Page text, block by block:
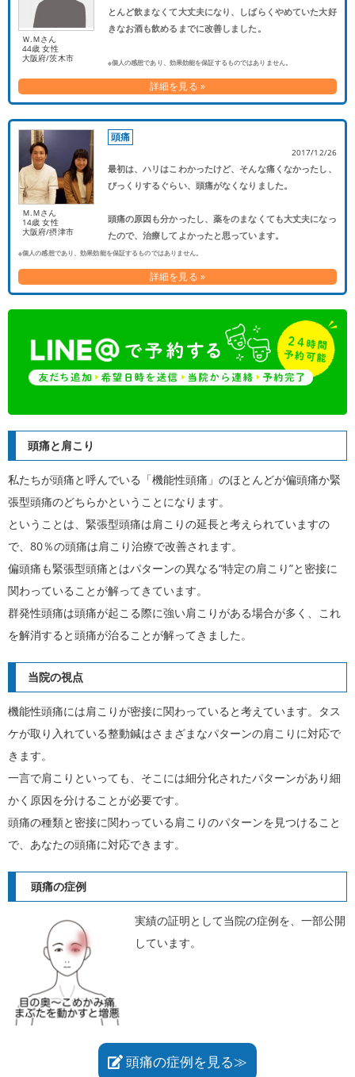
Ｗ.Ｍさん
44歳 女性
大阪府/茨木市
とんど飲まなくて大丈夫になり、しばらくやめていた大好
きなお酒も飲めるまでに改善しました。
※個人の感想であり、効果効能を保証するものではありません。
詳細を見る »
Ｍ.Ｍさん
14歳 女性
大阪府/摂津市
頭痛
2017/12/26
最初は、ハリはこわかったけど、そんな痛くなかったし、
びっくりするぐらい、頭痛がなくなりました。
頭痛の原因も分かったし、薬をのまなくても大丈夫になっ
たので、治療してよかったと思っています。
※個人の感想であり、効果効能を保証するものではありません。
詳細を見る »
頭痛と肩こり
私たちが頭痛と呼んでいる「機能性頭痛」のほとんどが偏頭痛か緊
張型頭痛のどちらかということになります。
ということは、緊張型頭痛は肩こりの延長と考えられていますの
で、80％の頭痛は肩こり治療で改善されます。
偏頭痛も緊張型頭痛とはパターンの異なる“特定の肩こり”と密接に
関わっていることが解ってきています。
群発性頭痛は頭痛が起こる際に強い肩こりがある場合が多く、これ
を解消すると頭痛が治ることが解ってきました。
当院の視点
機能性頭痛には肩こりが密接に関わっていると考えています。タス
ケが取り入れている整動鍼はさまざまなパターンの肩こりに対応で
きます。
一言で肩こりといっても、そこには細分化されたパターンがあり細
かく原因を分けることが必要です。
頭痛の種類と密接に関わっている肩こりのパターンを見つけること
で、あなたの頭痛に対応できます。
頭痛の症例
実績の証明として当院の症例を、一部公開
しています。
頭痛の症例を見る≫